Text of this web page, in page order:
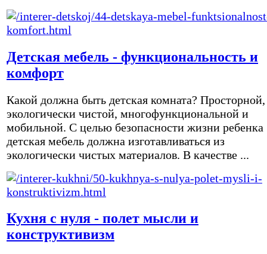
Детская мебель - функциональность и
комфорт
Какой должна быть детская комната? Просторной,
экологически чистой, многофункциональной и
мобильной. С целью безопасности жизни ребенка
детская мебель должна изготавливаться из
экологически чистых материалов. В качестве ...
Кухня с нуля - полет мысли и
конструктивизм